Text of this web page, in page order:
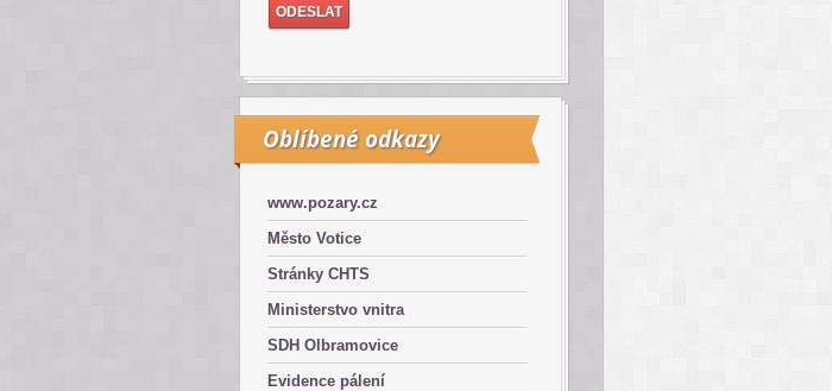
Oblíbené odkazy
www.pozary.cz
Město Votice
Stránky CHTS
Ministerstvo vnitra
SDH Olbramovice
Evidence pálení